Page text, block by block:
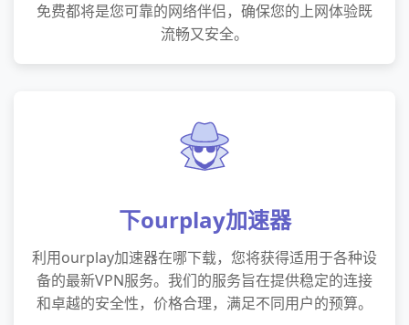
免费都将是您可靠的网络伴侣，确保您的上网体验既
流畅又安全。
下ourplay加速器
利用ourplay加速器在哪下载，您将获得适用于各种设
备的最新VPN服务。我们的服务旨在提供稳定的连接
和卓越的安全性，价格合理，满足不同用户的预算。